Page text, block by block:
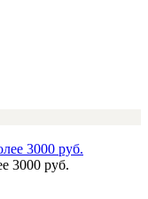
3000 руб.